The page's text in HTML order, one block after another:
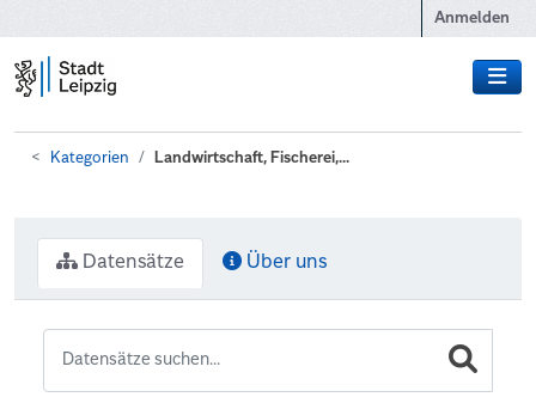
Anmelden
Kategorien Landwirtschaft, Fischerei,...
Datensätze Über uns